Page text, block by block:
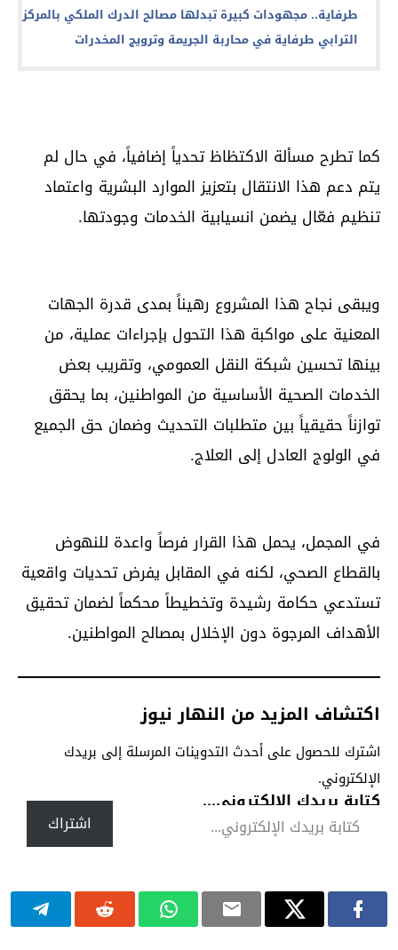
طرفاية.. مجهودات كبيرة تبدلها مصالح الدرك الملكي بالمركز
الترابي طرفاية في محاربة الجريمة وترويج المخدرات
كما تطرح مسألة الاكتظاظ تحدياً إضافياً، في حال لم
يتم دعم هذا الانتقال بتعزيز الموارد البشرية واعتماد
تنظيم فعّال يضمن انسيابية الخدمات وجودتها.
ويبقى نجاح هذا المشروع رهيناً بمدى قدرة الجهات
المعنية على مواكبة هذا التحول بإجراءات عملية، من
بينها تحسين شبكة النقل العمومي، وتقريب بعض
الخدمات الصحية الأساسية من المواطنين، بما يحقق
توازناً حقيقياً بين متطلبات التحديث وضمان حق الجميع
في الولوج العادل إلى العلاج.
في المجمل، يحمل هذا القرار فرصاً واعدة للنهوض
بالقطاع الصحي، لكنه في المقابل يفرض تحديات واقعية
تستدعي حكامة رشيدة وتخطيطاً محكماً لضمان تحقيق
الأهداف المرجوة دون الإخلال بمصالح المواطنين.
اكتشاف المزيد من النهار نيوز
اشترك للحصول على أحدث التدوينات المرسلة إلى بريدك
الإلكتروني.
كتابة بريدك الإلكتروني...
اشتراك